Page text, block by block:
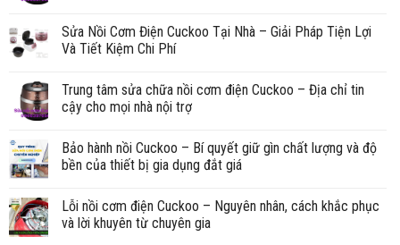
Sửa Nồi Cơm Điện Cuckoo Tại Nhà – Giải Pháp Tiện Lợi
Và Tiết Kiệm Chi Phí
Trung tâm sửa chữa nồi cơm điện Cuckoo – Địa chỉ tin
cậy cho mọi nhà nội trợ
Bảo hành nồi Cuckoo – Bí quyết giữ gìn chất lượng và độ
bền của thiết bị gia dụng đắt giá
Lỗi nồi cơm điện Cuckoo – Nguyên nhân, cách khắc phục
và lời khuyên từ chuyên gia